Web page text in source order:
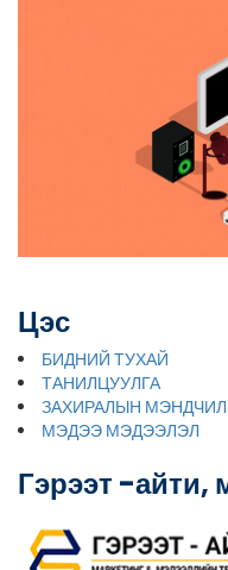
Цэс
БИДНИЙ ТУХАЙ
ТАНИЛЦУУЛГА
ЗАХИРАЛЫН
МЭДЭЭ МЭДЭЭЛЭЛ
Гэрээт -айти,